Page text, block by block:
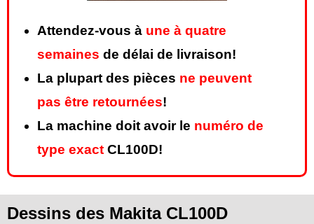
Attendez-vous à une à quatre
semaines de délai de livraison!
La plupart des pièces ne peuvent
pas être retournées!
La machine doit avoir le numéro de
type exact CL100D!
Dessins des Makita CL100D